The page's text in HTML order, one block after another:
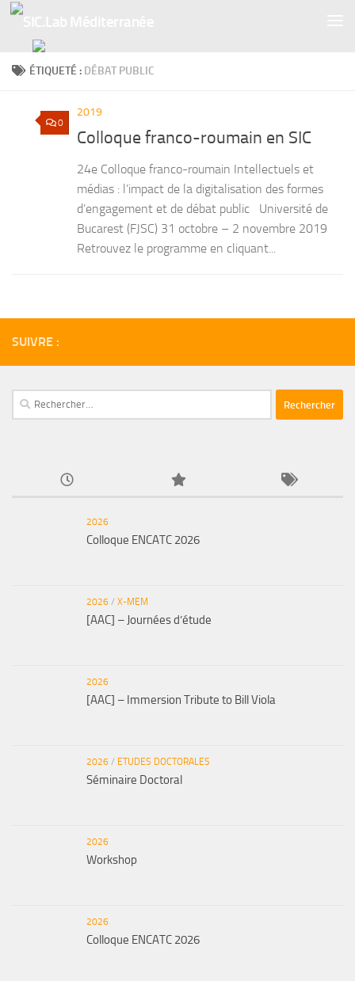
ÉTIQUETÉ : DÉBAT PUBLIC
0
2019
Colloque franco-roumain en SIC
24e Colloque franco-roumain Intellectuels et
médias : l’impact de la digitalisation des formes
d’engagement et de débat public Université de
Bucarest (FJSC) 31 octobre – 2 novembre 2019
Retrouvez le programme en cliquant...
SUIVRE :
Rechercher :
2026
Colloque ENCATC 2026
2026 / X-MEM
[AAC] – Journées d’étude
2026
[AAC] – Immersion Tribute to Bill Viola
2026 / ETUDES DOCTORALES
Séminaire Doctoral
2026
Workshop
2026
Colloque ENCATC 2026